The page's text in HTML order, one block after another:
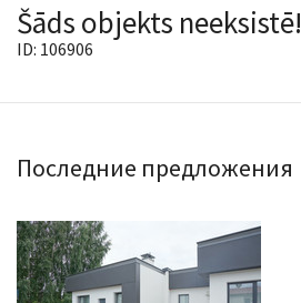
Предприятие
Услуги
Šāds objekts neeksistē!
ID: 106906
Последние предложения